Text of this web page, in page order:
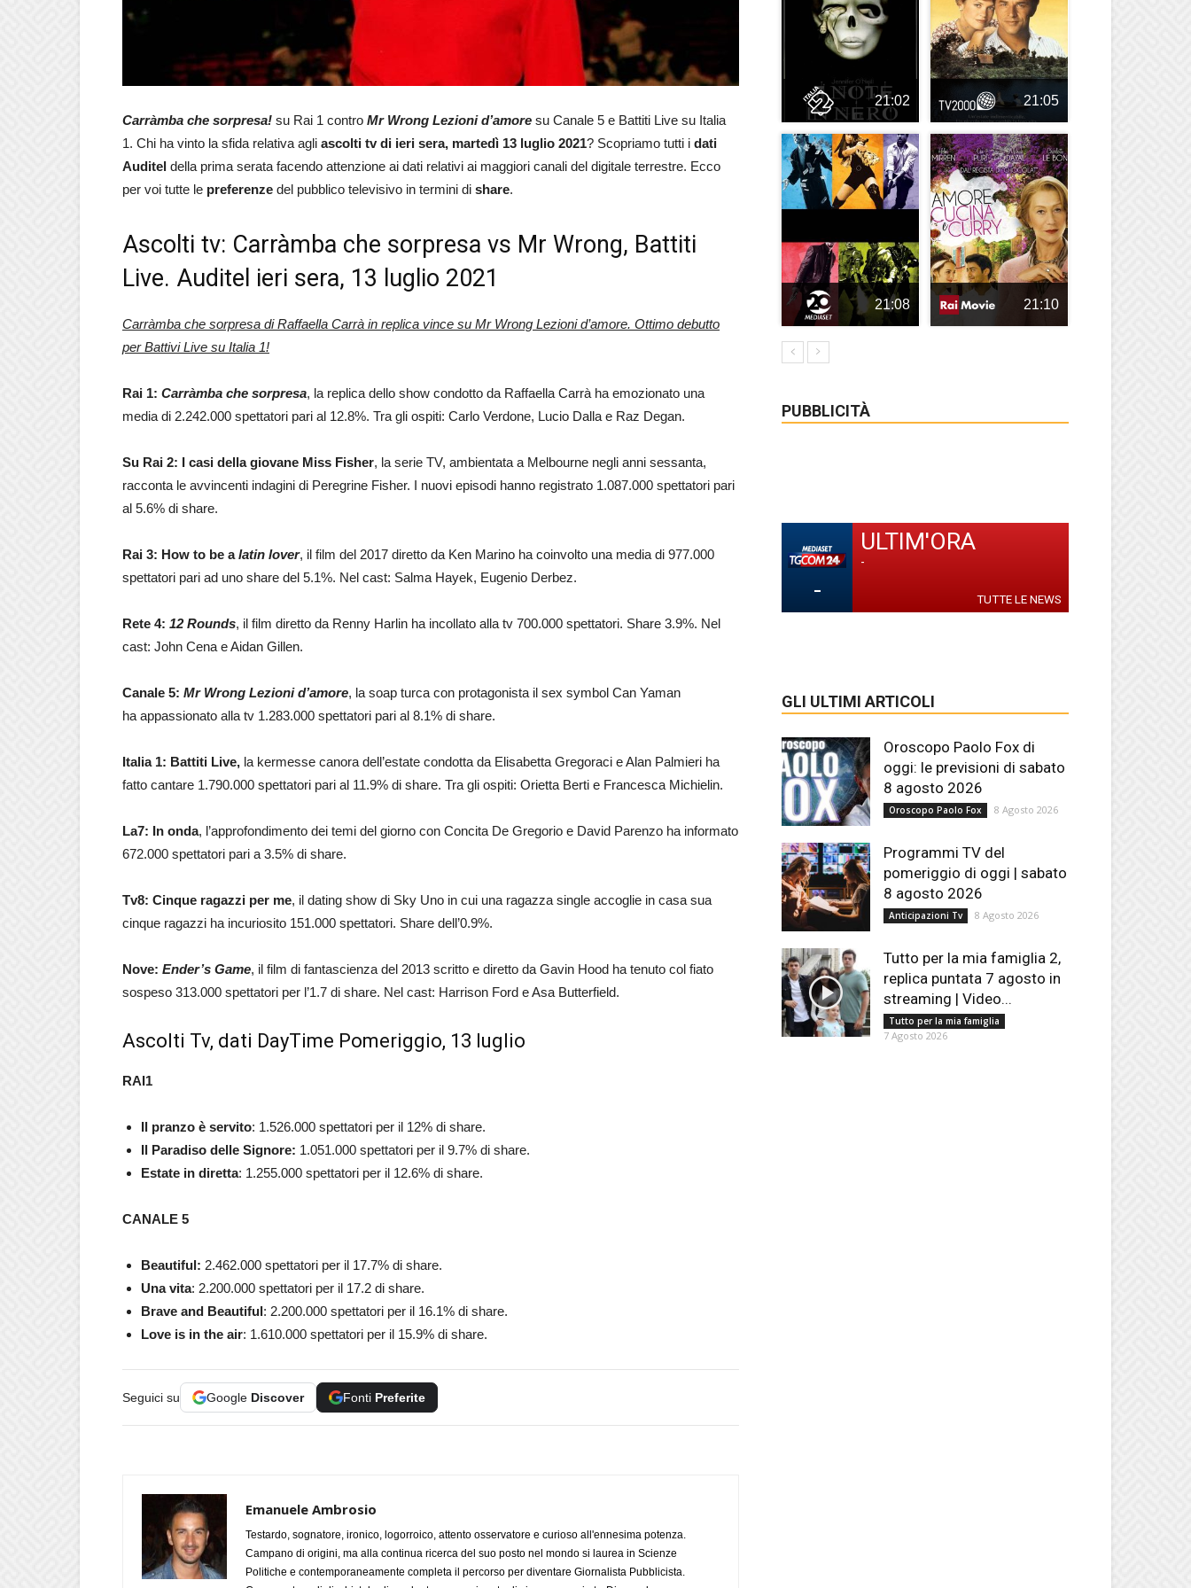
Carràmba che sorpresa! su Rai 1 contro Mr Wrong Lezioni d’amore su Canale 5 e Battiti Live su Italia
1. Chi ha vinto la sfida relativa agli ascolti tv di ieri sera, martedì 13 luglio 2021? Scopriamo tutti i dati
Auditel della prima serata facendo attenzione ai dati relativi ai maggiori canali del digitale terrestre. Ecco
per voi tutte le preferenze del pubblico televisivo in termini di share.
Ascolti tv: Carràmba che sorpresa vs Mr Wrong, Battiti
Live. Auditel ieri sera, 13 luglio 2021
Carràmba che sorpresa di Raffaella Carrà in replica vince su Mr Wrong Lezioni d’amore. Ottimo debutto
per Battivi Live su Italia 1!
Rai 1: Carràmba che sorpresa, la replica dello show condotto da Raffaella Carrà ha emozionato una
media di 2.242.000 spettatori pari al 12.8%. Tra gli ospiti: Carlo Verdone, Lucio Dalla e Raz Degan.
Su Rai 2: I casi della giovane Miss Fisher, la serie TV, ambientata a Melbourne negli anni sessanta,
racconta le avvincenti indagini di Peregrine Fisher. I nuovi episodi hanno registrato 1.087.000 spettatori pari
al 5.6% di share.
Rai 3: How to be alatin lover, il film del 2017 diretto da Ken Marino ha coinvolto una media di 977.000
spettatori pari ad uno share del 5.1%. Nel cast: Salma Hayek, Eugenio Derbez.
Rete 4: 12 Rounds, il film diretto da Renny Harlin ha incollato alla tv 700.000 spettatori. Share 3.9%. Nel
cast: John Cena e Aidan Gillen.
Canale 5: Mr Wrong Lezioni d’amore, la soap turca con protagonista il sex symbol Can Yaman
ha appassionato alla tv 1.283.000 spettatori pari al 8.1% di share.
Italia 1: Battiti Live, la kermesse canora dell’estate condotta da Elisabetta Gregoraci e Alan Palmieri ha
fatto cantare 1.790.000 spettatori pari al 11.9% di share. Tra gli ospiti: Orietta Berti e Francesca Michielin.
La7: In onda, l’approfondimento dei temi del giorno con Concita De Gregorio e David Parenzo ha informato
672.000 spettatori pari a 3.5% di share.
Tv8: Cinque ragazzi per me, il dating show di Sky Uno in cui una ragazza single accoglie in casa sua
cinque ragazzi ha incuriosito 151.000 spettatori. Share dell’0.9%.
Nove: Ender’s Game, il film di fantascienza del 2013 scritto e diretto da Gavin Hood ha tenuto col fiato
sospeso 313.000 spettatori per l’1.7 di share. Nel cast: Harrison Ford e Asa Butterfield.
Ascolti Tv, dati DayTime Pomeriggio, 13 luglio
RAI1
Il pranzo è servito: 1.526.000 spettatori per il 12% di share.
Il Paradiso delle Signore: 1.051.000 spettatori per il 9.7% di share.
Estate in diretta: 1.255.000 spettatori per il 12.6% di share.
CANALE 5
Beautiful: 2.462.000 spettatori per il 17.7% di share.
Una vita: 2.200.000 spettatori per il 17.2 di share.
Brave and Beautiful: 2.200.000 spettatori per il 16.1% di share.
Love is in the air: 1.610.000 spettatori per il 15.9% di share.
Seguici su Google Discover Fonti Preferite
Emanuele Ambrosio
Testardo, sognatore, ironico, logorroico, attento osservatore e curioso all'ennesima potenza.
Campano di origini, ma alla continua ricerca del suo posto nel mondo si laurea in Scienze
Politiche e contemporaneamente completa il percorso per diventare Giornalista Pubblicista.
21:02 21:05
21:08 21:10
PUBBLICITÀ
-
ULTIM'ORA
-
TUTTE LE NEWS
GLI ULTIMI ARTICOLI
Oroscopo Paolo Fox di
oggi: le previsioni di sabato
8 agosto 2026
Oroscopo Paolo Fox 8 Agosto 2026
Programmi TV del
pomeriggio di oggi | sabato
8 agosto 2026
Anticipazioni Tv 8 Agosto 2026
Tutto per la mia famiglia 2,
replica puntata 7 agosto in
streaming | Video...
Tutto per la mia famiglia
7 Agosto 2026